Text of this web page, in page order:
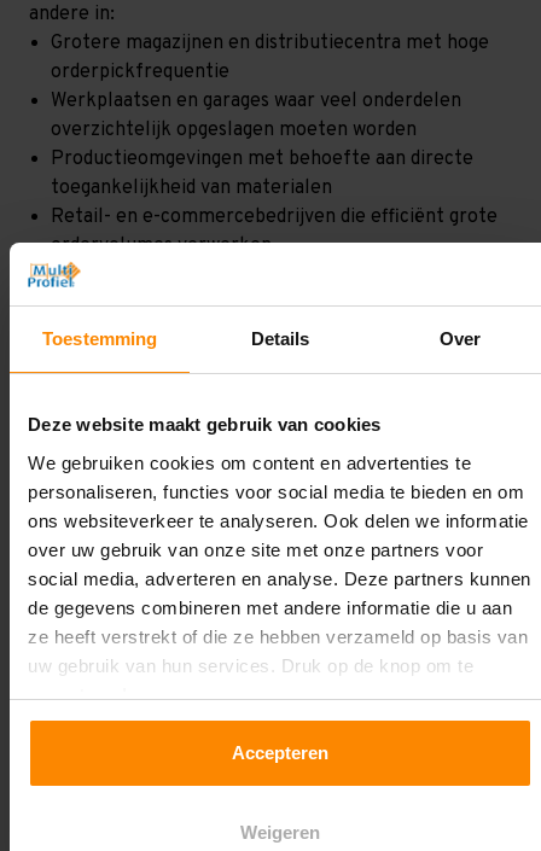
Toestemming Details Over
Deze website maakt gebruik van cookies
We gebruiken cookies om content en advertenties te
personaliseren, functies voor social media te bieden en om
ons websiteverkeer te analyseren. Ook delen we informatie
over uw gebruik van onze site met onze partners voor
social media, adverteren en analyse. Deze partners kunnen
de gegevens combineren met andere informatie die u aan
ze heeft verstrekt of die ze hebben verzameld op basis van
uw gebruik van hun services. Druk op de knop om te
accepteren!
Accepteren
Weigeren
andere in:
Grotere magazijnen en distributiecentra met hoge
orderpickfrequentie
Werkplaatsen en garages waar veel onderdelen
overzichtelijk opgeslagen moeten worden
Productieomgevingen met behoefte aan directe
toegankelijkheid van materialen
Retail- en e-commercebedrijven die efficiënt grote
ordervolumes verwerken
Situaties waarin direct inzetbare, kant-en-klare
opslag gewenst is
eenvoudig en vereist geen speciaal gereedschap, zodat
Wil je een andere breedte, indeling of uitbreiding?
Neem contact met ons op en we denken graag mee
over een configuratie die perfect aansluit op jouw
Specificaties